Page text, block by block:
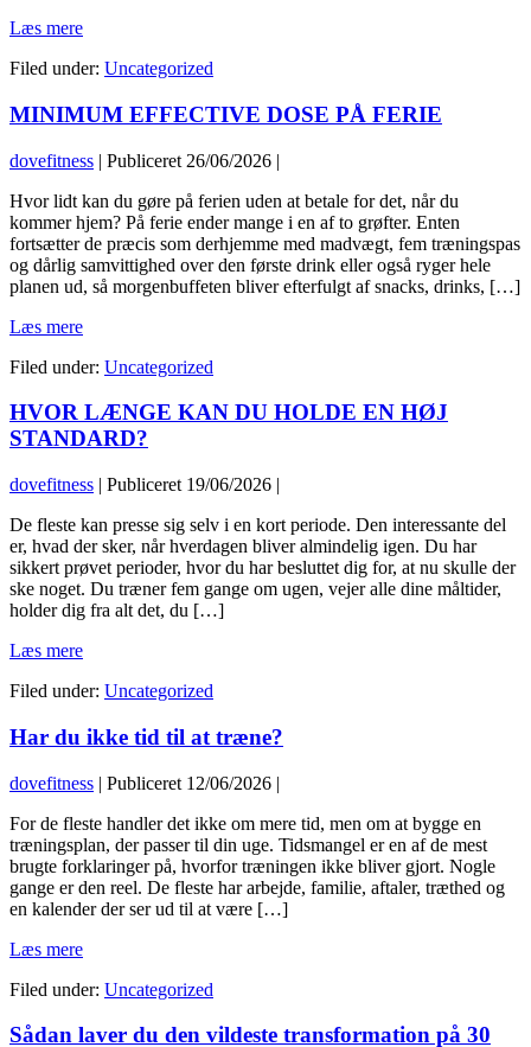
Læs mereSE
KALORIER
DINE
Filed under: Uncategorized
MINIMUM EFFECTIVE DOSE PÅ FERIE
dovefitness | Publiceret 26/06/2026 |
Hvor lidt kan du gøre på ferien uden at betale for det, når du
kommer hjem? På ferie ender mange i en af to grøfter. Enten
fortsætter de præcis som derhjemme med madvægt, fem træningspas
og dårlig samvittighed over den første drink eller også ryger hele
planen ud, så morgenbuffeten bliver efterfulgt af snacks, drinks, […]
Læs mereMINIMUM
DOSE
FERIE
Filed under: Uncategorized
HVOR LÆNGE KAN DU HOLDE EN HØJ
STANDARD?
dovefitness | Publiceret 19/06/2026 |
De fleste kan presse sig selv i en kort periode. Den interessante del
er, hvad der sker, når hverdagen bliver almindelig igen. Du har
sikkert prøvet perioder, hvor du har besluttet dig for, at nu skulle der
ske noget. Du træner fem gange om ugen, vejer alle dine måltider,
holder dig fra alt det, du […]
Læs mereHVOR
KAN
HOLDE
HØJ
STANDARD?
Filed under: Uncategorized
Har du ikke tid til at træne?
dovefitness | Publiceret 12/06/2026 |
For de fleste handler det ikke om mere tid, men om at bygge en
træningsplan, der passer til din uge. Tidsmangel er en af de mest
brugte forklaringer på, hvorfor træningen ikke bliver gjort. Nogle
gange er den reel. De fleste har arbejde, familie, aftaler, træthed og
en kalender der ser ud til at være […]
Læs mereHar
ikke
til
Filed under: Uncategorized
Sådan laver du den vildeste transformation på 30